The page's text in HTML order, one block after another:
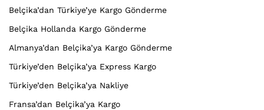
Belçika’dan Türkiye’ye Kargo Gönderme
Belçika Hollanda Kargo Gönderme
Almanya’dan Belçika’ya Kargo Gönderme
Türkiye’den Belçika’ya Express Kargo
Türkiye’den Belçika’ya Nakliye
Fransa’dan Belçika’ya Kargo